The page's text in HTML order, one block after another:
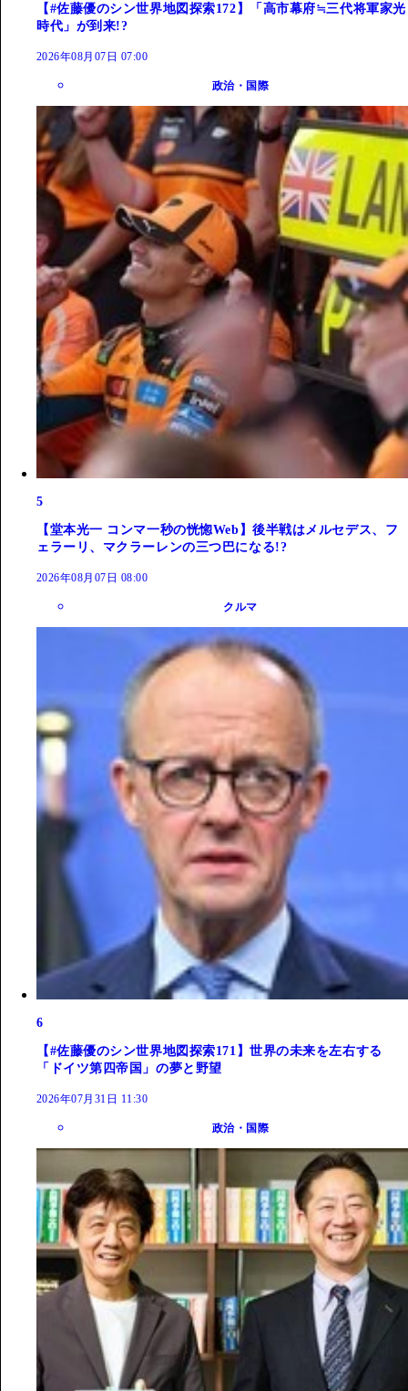
【#佐藤優のシン世界地図探索172】「高市幕府≒三代将軍家光
時代」が到来!?
2026年08月07日 07:00
政治・国際
5
【堂本光一 コンマ一秒の恍惚Web】後半戦はメルセデス、フ
ェラーリ、マクラーレンの三つ巴になる!?
2026年08月07日 08:00
クルマ
6
【#佐藤優のシン世界地図探索171】世界の未来を左右する
「ドイツ第四帝国」の夢と野望
2026年07月31日 11:30
政治・国際